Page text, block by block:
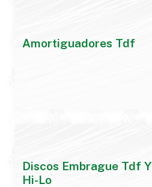
Amortiguadores Tdf
Discos Embrague Tdf Y
Hi-Lo